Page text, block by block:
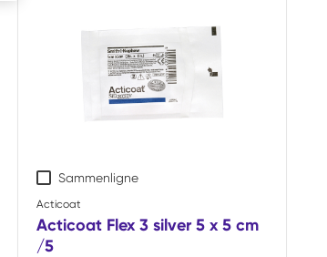
Sammenligne
Acticoat
Acticoat Flex 3 silver 5 x 5 cm
/5